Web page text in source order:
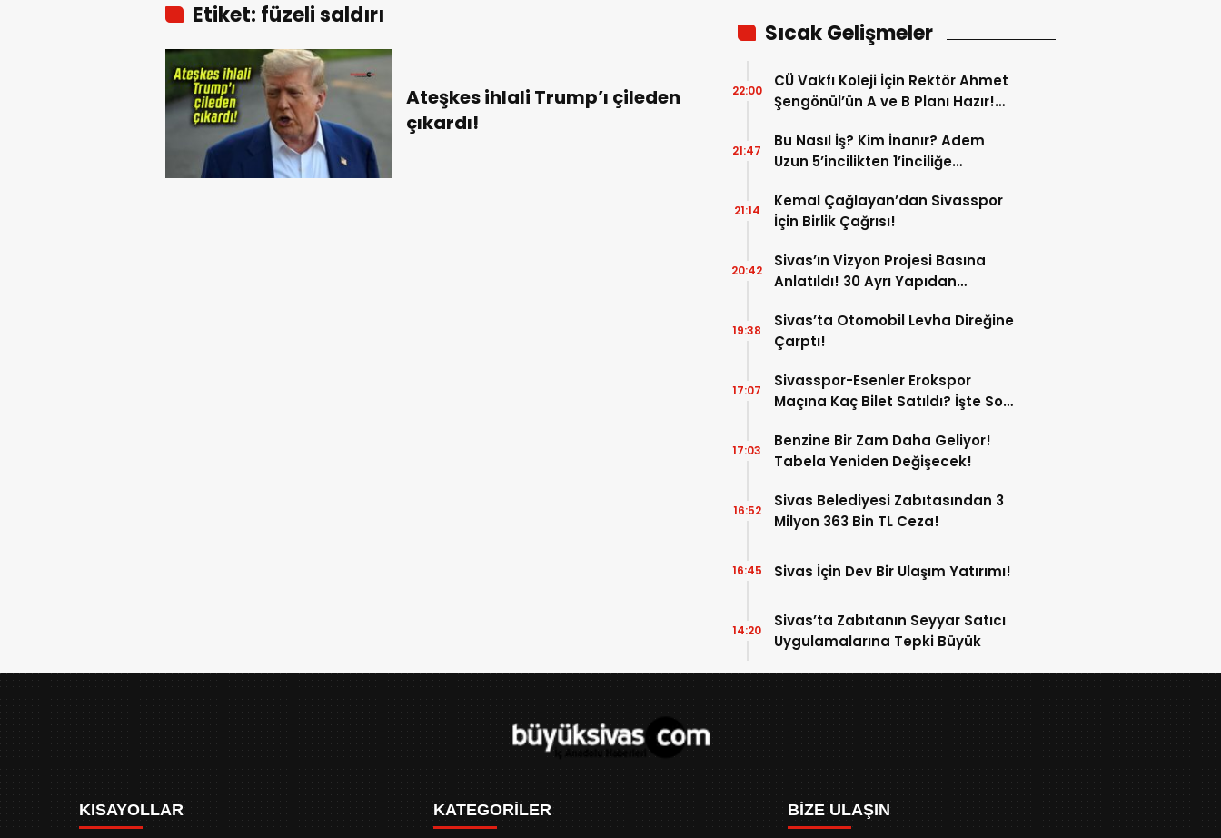
Etiket: füzeli saldırı
Ateşkes ihlali Trump’ı çileden
çıkardı!
Sıcak Gelişmeler
CÜ Vakfı Koleji İçin Rektör Ahmet
Şengönül’ün A ve B Planı Hazır!
Çözmek!
22:00
Bu Nasıl İş? Kim İnanır? Adem
Uzun 5’incilikten 1’inciliğe
21:47
Kemal Çağlayan’dan Sivasspor
İçin Birlik Çağrısı!
21:14
Sivas’ın Vizyon Projesi Basına
Anlatıldı! 30 Ayrı Yapıdan
20:42
Sivas’ta Otomobil Levha Direğine
Çarptı!
19:38
Sivasspor-Esenler Erokspor
Maçına Kaç Bilet Satıldı? İşte Son
17:07
Benzine Bir Zam Daha Geliyor!
Tabela Yeniden Değişecek!
17:03
Sivas Belediyesi Zabıtasından 3
Milyon 363 Bin TL Ceza!
16:52
Sivas İçin Dev Bir Ulaşım Yatırımı!
16:45
Sivas’ta Zabıtanın Seyyar Satıcı
Uygulamalarına Tepki Büyük
14:20
KISAYOLLAR KATEGORİLER BİZE ULAŞIN